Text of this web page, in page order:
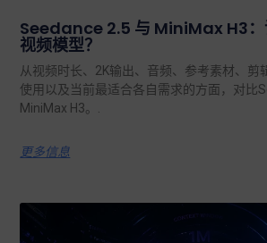
Seedance 2.5 与 MiniMax H3：
视频模型？
从视频时长、2K输出、音频、参考素材、剪
使用以及当前最适合各自需求的方面，对比
MiniMax H3。.
更多信息